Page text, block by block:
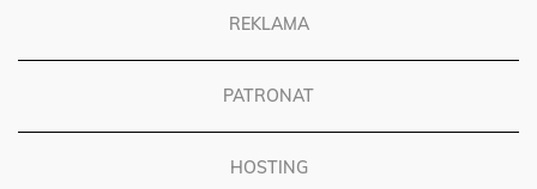
REKLAMA
PATRONAT
HOSTING